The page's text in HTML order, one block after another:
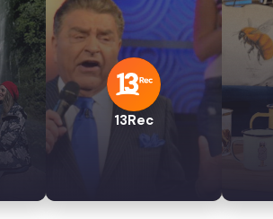
13Rec